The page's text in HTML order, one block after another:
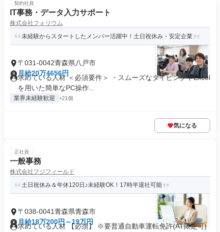
契約社員
IT事務・データ入力サポート
株式会社フォリウム
未経験からスタートしたメンバー活躍中！土日祝休み・安定企業
〒031-0042青森県八戸市
月給20万4656円
求めている人材 ＜必須要件＞ ・スムーズなタイピングやExcel
を用いた簡単なPC操作...
業界未経験歓迎 +21個
気になる
正社員
一般事務
株式会社フジフィールド
土日祝休み＆年休120日♪未経験OK！17時半退社可能
〒038-0041青森県青森市
月給18万200円～19万円
求めている人材 【必須】 ※要普通自動車運転免許(AT限定可)